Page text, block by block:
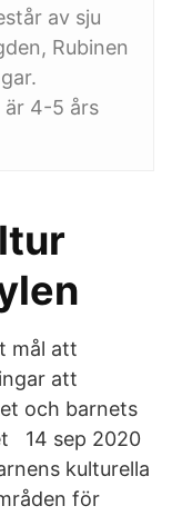
av sju
Rubinen
är 4-5 års
mål att
att
och barnets
14 sep 2020
kulturella
för